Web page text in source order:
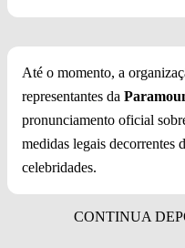
Até o momento, a
representantes da
pronunciamento oficial
medidas legais decorrentes
celebridades.